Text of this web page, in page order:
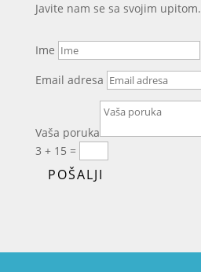
Javite nam se sa svojim upitom.
Ime
Email adresa
Vaša poruka
3 + 15 =
POŠALJI